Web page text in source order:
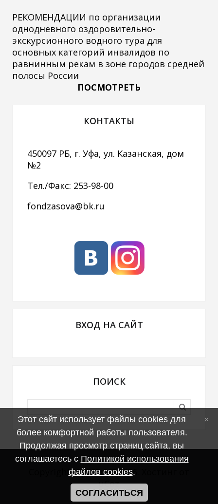
РЕКОМЕНДАЦИИ по организации
однодневного оздоровительно-
экскурсионного водного тура для
основных категорий инвалидов по
равнинным рекам в зоне городов средней
полосы России
ПОСМОТРЕТЬ
КОНТАКТЫ
450097 РБ, г. Уфа, ул. Казанская, дом
№2
Тел./Факс: 253-98-00
fondzasova@bk.ru
ВХОД НА САЙТ
ПОИСК
Copyright MyCorp © 2026
uCoz
Этот сайт использует файлы cookies для
более комфортной работы пользователя.
Продолжая просмотр страниц сайта, вы
соглашаетесь с Политикой использования
файлов cookies.
СОГЛАСИТЬСЯ